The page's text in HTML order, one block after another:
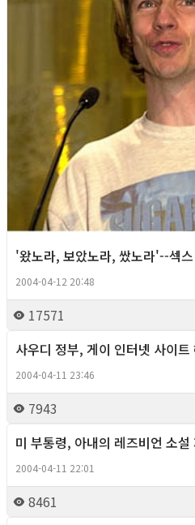
'왔노라, 보았노라, 쌌노라'--섹
2004-04-12 20:48
17571
사우디 정부, 게이 인터넷 사이트
2004-04-11 23:46
7943
미 부통령, 아내의 레즈비언 소
2004-04-11 22:01
8461